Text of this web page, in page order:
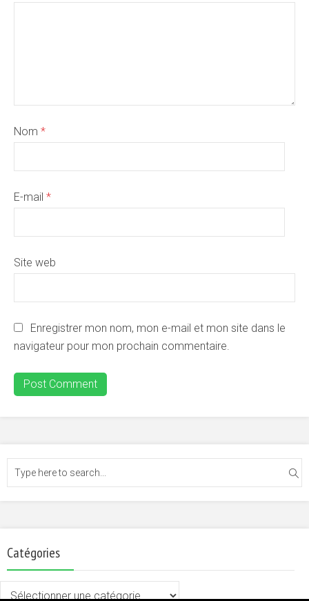
Nom *
E-mail *
Site web
Enregistrer mon nom, mon e-mail et mon site dans le
navigateur pour mon prochain commentaire.
Catégories